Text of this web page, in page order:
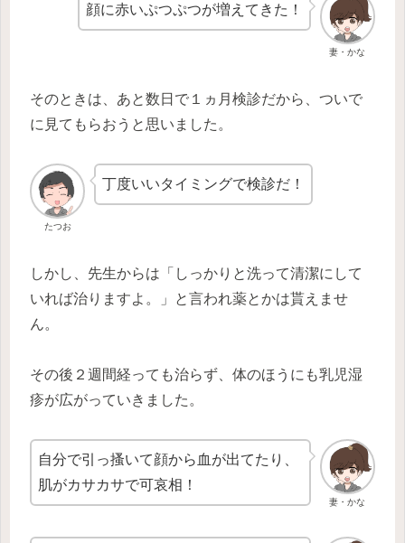
妻・かな
顔に赤いぷつぷつが増えてきた！
そのときは、あと数日で１ヵ月検診だから、ついで
に見てもらおうと思いました。
たつお
丁度いいタイミングで検診だ！
しかし、先生からは「しっかりと洗って清潔にして
いれば治りますよ。」と言われ薬とかは貰えませ
ん。
その後２週間経っても治らず、体のほうにも乳児湿
疹が広がっていきました。
妻・かな
自分で引っ搔いて顔から血が出てたり、
肌がカサカサで可哀相！